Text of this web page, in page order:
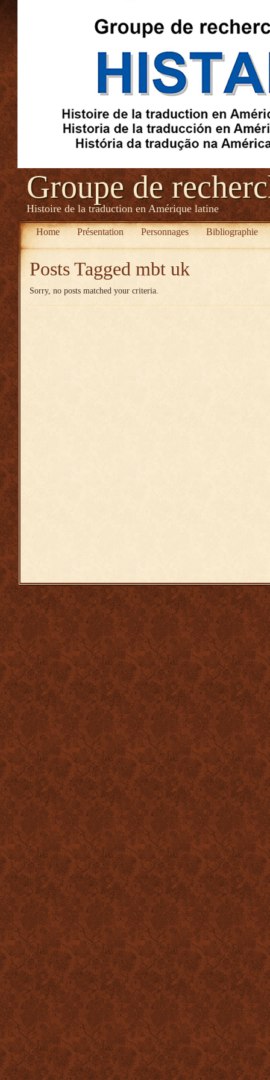
Groupe de
Histoire de la traduction en Amérique latine
Home Présentation Personnages Bibliographie
Posts Tagged mbt uk
Sorry, no posts matched your criteria.